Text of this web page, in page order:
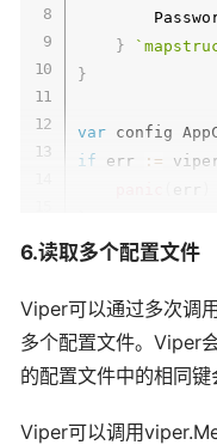
}
}
var
if err :=
6.读取多个配置文件
Viper可以通过多次调
多个配置文件。Viper
的配置文件中的相同键
Viper可以调用